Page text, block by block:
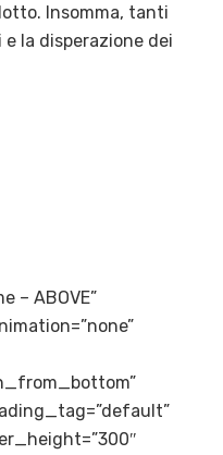
Insomma, tanti
e la disperazione dei
– ABOVE”